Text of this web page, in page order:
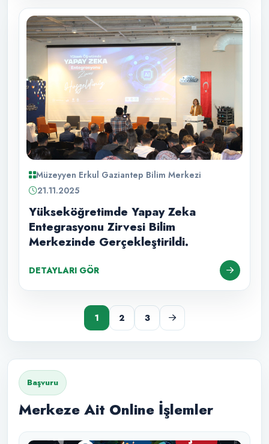
Müzeyyen Erkul Gaziantep Bilim Merkezi
21.11.2025
Yükseköğretimde Yapay Zeka
Entegrasyonu Zirvesi Bilim
Merkezinde Gerçekleştirildi.
DETAYLARI GÖR
1 2 3
Başvuru
Merkeze Ait Online İşlemler